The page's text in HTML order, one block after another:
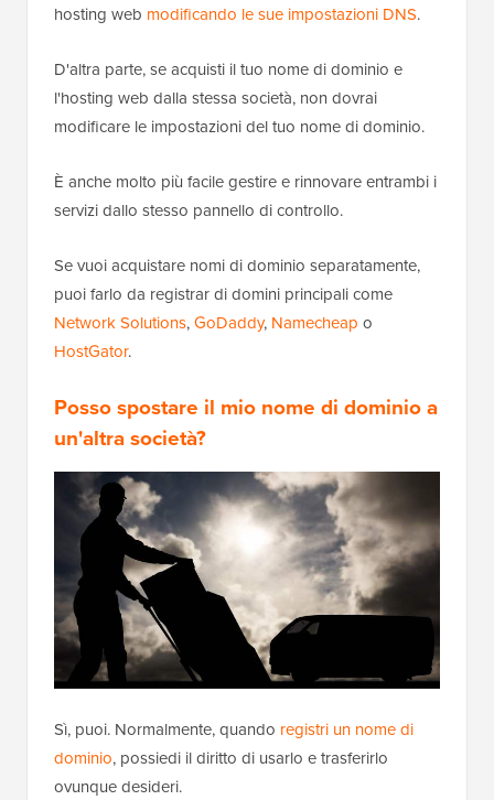
hosting web modificando le sue impostazioni DNS.
D'altra parte, se acquisti il tuo nome di dominio e
l'hosting web dalla stessa società, non dovrai
modificare le impostazioni del tuo nome di dominio.
È anche molto più facile gestire e rinnovare entrambi i
servizi dallo stesso pannello di controllo.
Se vuoi acquistare nomi di dominio separatamente,
puoi farlo da registrar di domini principali come
Network Solutions,GoDaddy, Namecheap o
HostGator.
Posso spostare il mio nome di dominio a
un'altra società?
Sì, puoi. Normalmente, quando registri un nome di
dominio, possiedi il diritto di usarlo e trasferirlo
ovunque desideri.